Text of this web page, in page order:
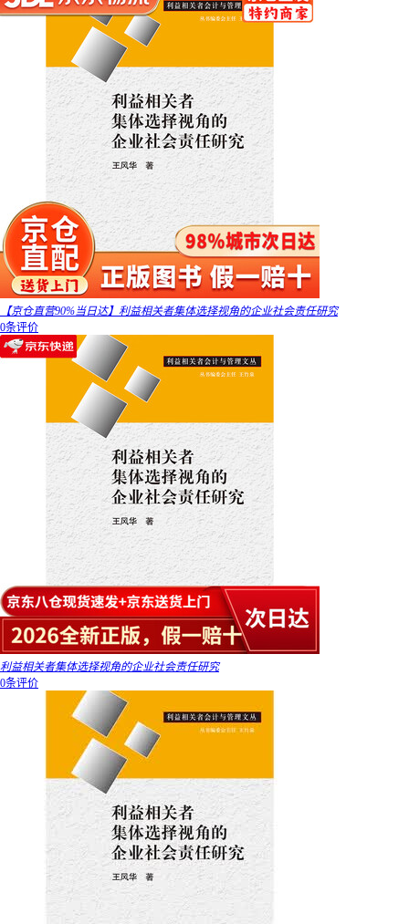
【京仓直营90%当日达】利益相关者集体选择视角的企业社会责任研究
0条评价
利益相关者集体选择视角的企业社会责任研究
0条评价